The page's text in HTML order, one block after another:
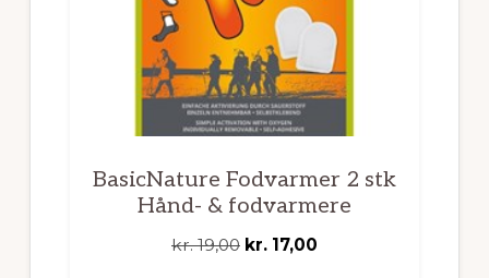
BasicNature Fodvarmer 2 stk
Hånd- & fodvarmere
kr.19,00 Den
kr. 17,00